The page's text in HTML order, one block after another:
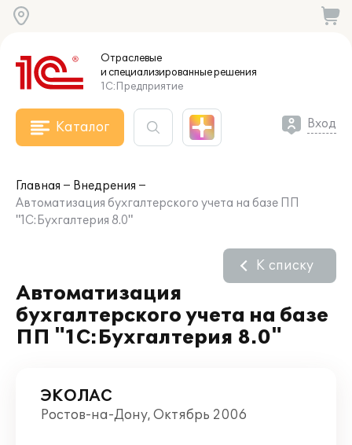
Отраслевые
и специализированныерешения
1С:Предприятие
Каталог Вход
Главная
Внедрения
Автоматизация бухгалтерского учета на базе ПП
"1С:Бухгалтерия 8.0"
Автоматизация
бухгалтерского учета на базе
ПП "1С:Бухгалтерия 8.0"
К списку
ЭКОЛАС
Ростов-на-Дону, Октябрь 2006